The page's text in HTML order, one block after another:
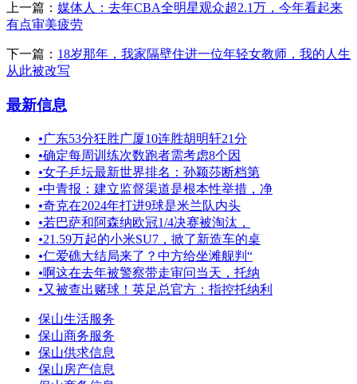
上一篇： 媒体人：去年CBA全明星观众超2.1万，今年看起来
有点审美疲劳
下一篇： 18岁那年，我家隔壁住进一位年轻女教师，我的人生
从此被改写
最新信息
•广东53分狂胜广厦10连胜胡明轩21分
•确定每周训练次数跑者需考虑8个因
•女子乒坛最新世界排名：孙颖莎断档第
•中青报：建立监督渠道是根本性举措，净
•奇克在2024年打进9球是米兰队内头
•若巴萨和阿森纳欧冠1/4决赛被淘汰，
•21.59万起的小米SU7，掀了新造车的桌
•仁爱礁大结局来了？中方给坐滩舰判“
•啊这在去年被警察带走审问当天，托纳
•又被查出赌球！英足总官方：指控托纳利
保山生活服务
保山商务服务
保山供求信息
保山房产信息